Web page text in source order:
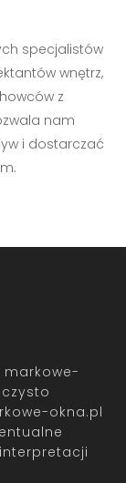
specjalistów
wnętrz,
z
nam
i dostarczać
okna.pl